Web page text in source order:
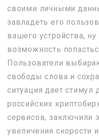
своими личными
завладеть его
вашего устройства,
возможность
Пользователи
свободы слова и
ситуация дает стимул
российских
сервисов, заключили
увеличения скорости